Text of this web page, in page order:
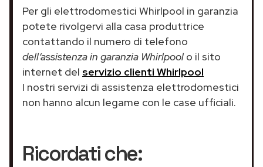
Per gli elettrodomestici Whirlpool in garanzia
potete rivolgervi alla casa produttrice
contattando il numero di telefono
dell’assistenza in garanzia Whirlpoolo il sito
internet del servizio clienti Whirlpool
I nostri servizi di assistenza elettrodomestici
non hanno alcun legame con le case ufficiali.
Ricordati che: